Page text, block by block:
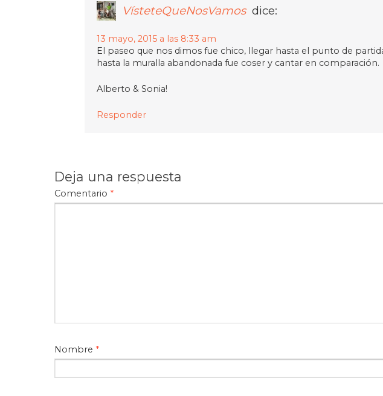
VísteteQueNosVamos dice:
13 mayo, 2015 a las 8:33 am
El paseo que nos dimos fue chico, llegar hasta el punto de
hasta la muralla abandonada fue coser y cantar en comparación.
Alberto & Sonia!
Responder
Deja una respuesta
Comentario *
Nombre *